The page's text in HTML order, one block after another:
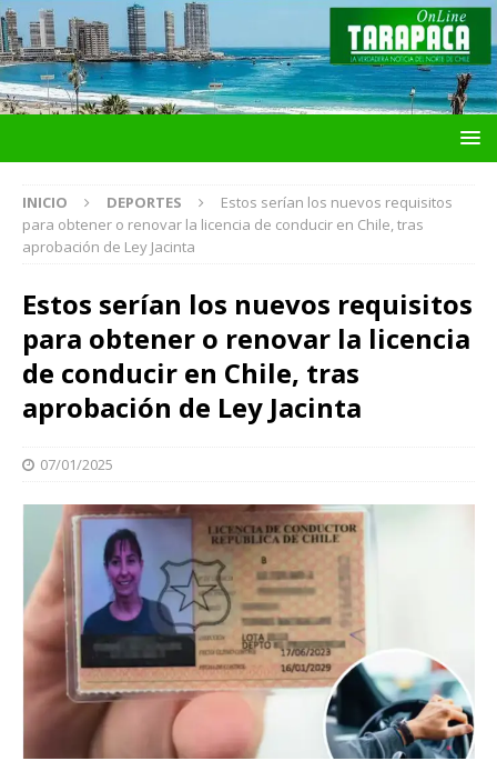
INICIO DEPORTES
Estos serían los nuevos requisitos
para obtener o renovar la licencia de conducir en Chile, tras
aprobación de Ley Jacinta
Estos serían los nuevos requisitos
para obtener o renovar la licencia
de conducir en Chile, tras
aprobación de Ley Jacinta
07/01/2025